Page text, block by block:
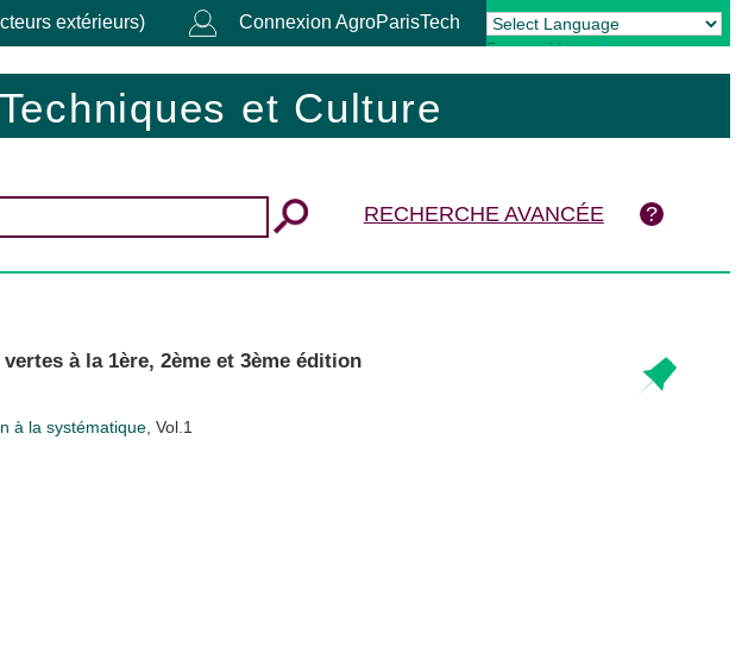
extérieurs) Connexion AgroParisTech
Powered by Translate
et Culture
RECHERCHE AVANCÉE
à la 1ère, 2ème et 3ème édition
à la systématique, Vol.1